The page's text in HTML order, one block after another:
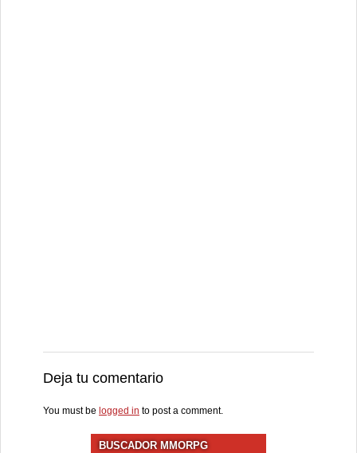
Deja tu comentario
You must be logged in to post a comment.
BUSCADOR MMORPG